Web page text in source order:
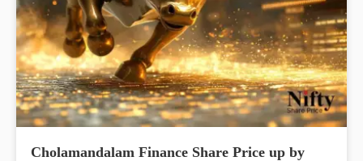
Cholamandalam Finance Share Price up by